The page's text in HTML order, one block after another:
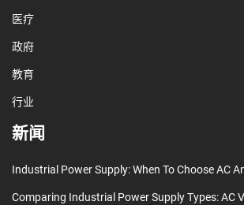
医疗
政府
教育
行业
新闻
Industrial Power Supply: When To Choose AC
Comparing Industrial Power Supply Types: AC